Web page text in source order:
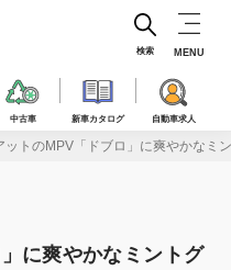
中古車 新車カタログ 自動車求人
検索 MENU
ットのMPV「ドブロ」に爽やかなミ
に爽やかなミントグ